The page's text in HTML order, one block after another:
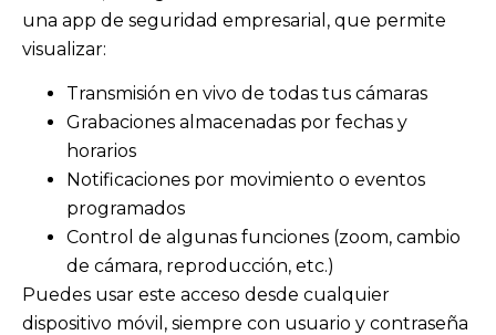
una app de seguridad empresarial, que permite
visualizar:
Transmisión en vivo de todas tus cámaras
Grabaciones almacenadas por fechas y
horarios
Notificaciones por movimiento o eventos
programados
Control de algunas funciones (zoom, cambio
de cámara, reproducción, etc.)
Puedes usar este acceso desde cualquier
dispositivo móvil, siempre con usuario y contraseña